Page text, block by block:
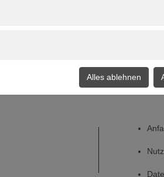
DES BEZIRKSAlles ablehnen